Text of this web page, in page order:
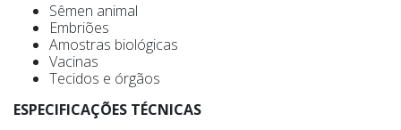
Sêmen animal
Embriões
Amostras biológicas
Vacinas
Tecidos e órgãos
ESPECIFICAÇÕES TÉCNICAS